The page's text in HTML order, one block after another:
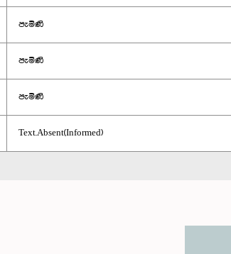
පැමිණි
පැමිණි
පැමිණි
Text.Absent(Informed)